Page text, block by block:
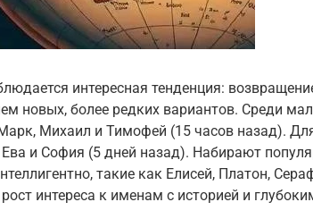
интересная тенденция:
новых, более редких вариантов. Среди
Михаил и Тимофей (15 часов назад).
и София (5 дней назад). Набирают
такие как Елисей, Платон,
интереса к именам с историей и